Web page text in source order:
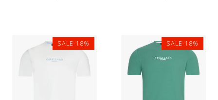
SALE-18% SALE-18%